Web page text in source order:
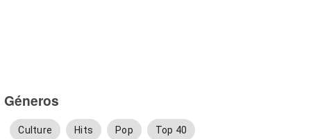
Géneros
Culture Hits Pop Top 40